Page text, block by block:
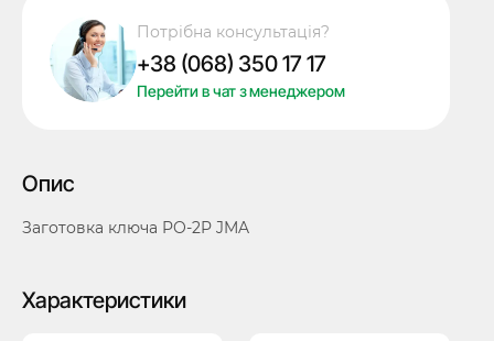
JMA
кількість
Потрібна консультація?
+38 (068) 350 17 17
Перейти в чат з менеджером
Опис
Заготовка ключа PO-2P JMA
Характеристики